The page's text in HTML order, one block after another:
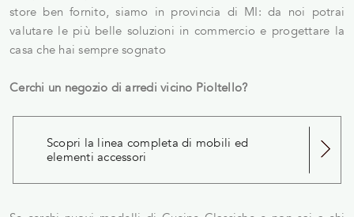
store ben fornito, siamo in provincia di MI: da noi potrai
valutare le più belle soluzioni in commercio e progettare la
casa che hai sempre sognato
Cerchi un negozio di arredi vicino Pioltello?
Scopri la linea completa di mobili ed
elementi accessori